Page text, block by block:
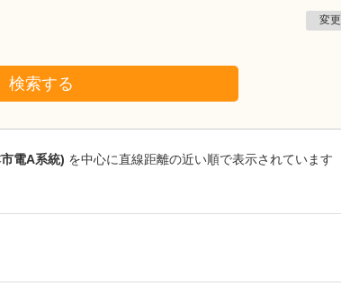
変更
検索する
電A系統) を中心に直線距離の近い順で表示されています
小暮医院
小暮 晴一郎院長取材記事